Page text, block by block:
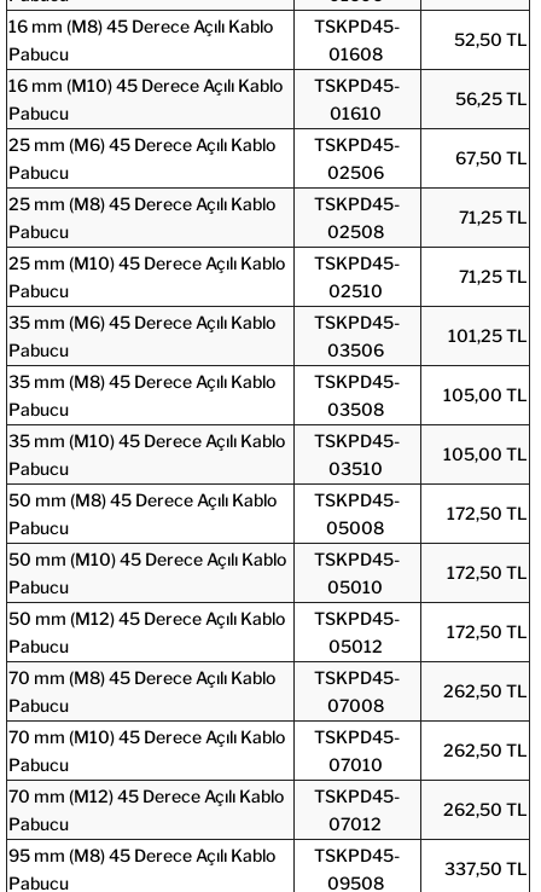
16 mm (M8) 45 Derece Açılı Kablo
Pabucu
TSKPD45-
01608
52,50 TL
16 mm (M10) 45 Derece Açılı Kablo
Pabucu
TSKPD45-
01610
56,25 TL
25 mm (M6) 45 Derece Açılı Kablo
Pabucu
TSKPD45-
02506
67,50 TL
25 mm (M8) 45 Derece Açılı Kablo
Pabucu
TSKPD45-
02508
71,25 TL
25 mm (M10) 45 Derece Açılı Kablo
Pabucu
TSKPD45-
02510
71,25 TL
35 mm (M6) 45 Derece Açılı Kablo
Pabucu
TSKPD45-
03506
101,25 TL
35 mm (M8) 45 Derece Açılı Kablo
Pabucu
TSKPD45-
03508
105,00 TL
35 mm (M10) 45 Derece Açılı Kablo
Pabucu
TSKPD45-
03510
105,00 TL
50 mm (M8) 45 Derece Açılı Kablo
Pabucu
TSKPD45-
05008
172,50 TL
50 mm (M10) 45 Derece Açılı Kablo
Pabucu
TSKPD45-
05010
172,50 TL
50 mm (M12) 45 Derece Açılı Kablo
Pabucu
TSKPD45-
05012
172,50 TL
70 mm (M8) 45 Derece Açılı Kablo
Pabucu
TSKPD45-
07008
262,50 TL
70 mm (M10) 45 Derece Açılı Kablo
Pabucu
TSKPD45-
07010
262,50 TL
70 mm (M12) 45 Derece Açılı Kablo
Pabucu
TSKPD45-
07012
262,50 TL
95 mm (M8) 45 Derece Açılı Kablo
Pabucu
TSKPD45-
09508
337,50 TL